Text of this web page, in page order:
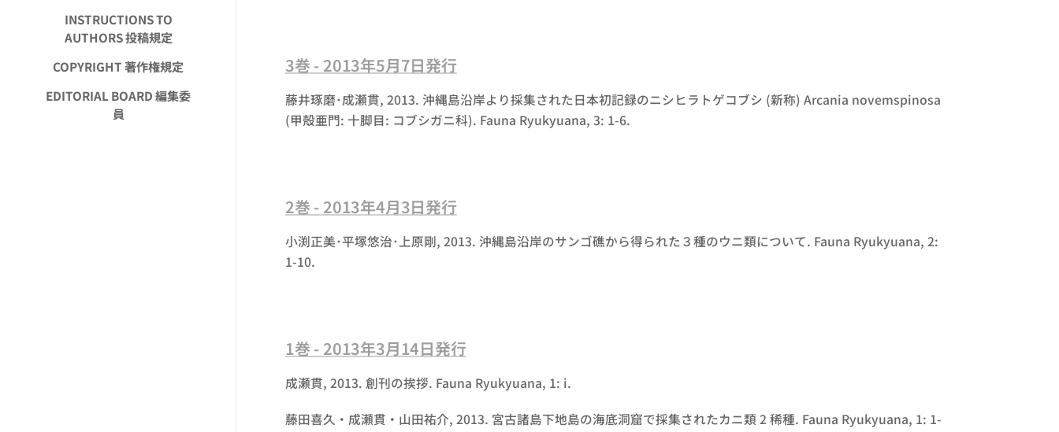
INSTRUCTIONS TO
AUTHORS 投稿規定
COPYRIGHT 著作権規定
EDITORIAL BOARD 編集委
員
3巻 - 2013年5月7日発行
藤井琢磨･成瀬貫, 2013. 沖縄島沿岸より採集された日本初記録のニシヒラトゲコブシ (新称) Arcania novemspinosa
(甲殻亜門: 十脚目: コブシガニ科). Fauna Ryukyuana, 3: 1-6.
2巻 - 2013年4月3日発行
小渕正美･平塚悠治･上原剛, 2013. 沖縄島沿岸のサンゴ礁から得られた３種のウニ類について. Fauna Ryukyuana, 2:
1-10.
1巻 - 2013年3月14日発行
成瀬貫, 2013. 創刊の挨拶. Fauna Ryukyuana, 1: i.
藤田喜久・成瀬貫・山田祐介, 2013. 宮古諸島下地島の海底洞窟で採集されたカニ類 2 稀種. Fauna Ryukyuana, 1: 1-